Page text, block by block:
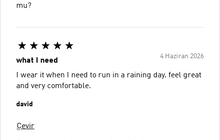
mu?
4 Haziran 2026
what I need
I wear it when I need to run in a raining day. feel great
and very comfortable.
david
Çevir